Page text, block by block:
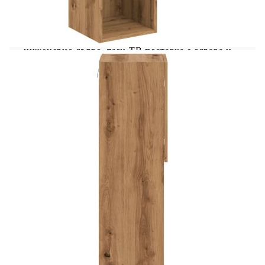
материал: Инженерната дървесина е с
изключително качество с гладка повърхност и
също така се отличава със здравина, стабилност
и устойчивост на влага. Изработена от
инженерно дърво, тази ТВ поставка е здрава и
издръжлива.Достатъчно място за съхранение:
ТВ модулът предлага достатъчно място за
съхранение, за да държите вашите DVD
плейъри, приемници, дискове и други дребни
предмети добре организирани и достъпни.RGB
LED осветление: Тази мебел за мултимедийни
устройства разполага с RGB LED осветление,
което има различни менюта за промяна на цвета
на светлините и позволяват на цвета да се
регулира автоматично.Дизайн със стенен
може да се монтира на стена за допълнително
място за съхранение. По този начин можете да
увеличите максимално пространството на пода
включени. Съветваме ви да намерите и
специално за вашите стени. Ако не сте сигурни,